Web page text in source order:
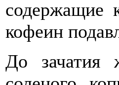
содержащие
кофеин
До зачатия